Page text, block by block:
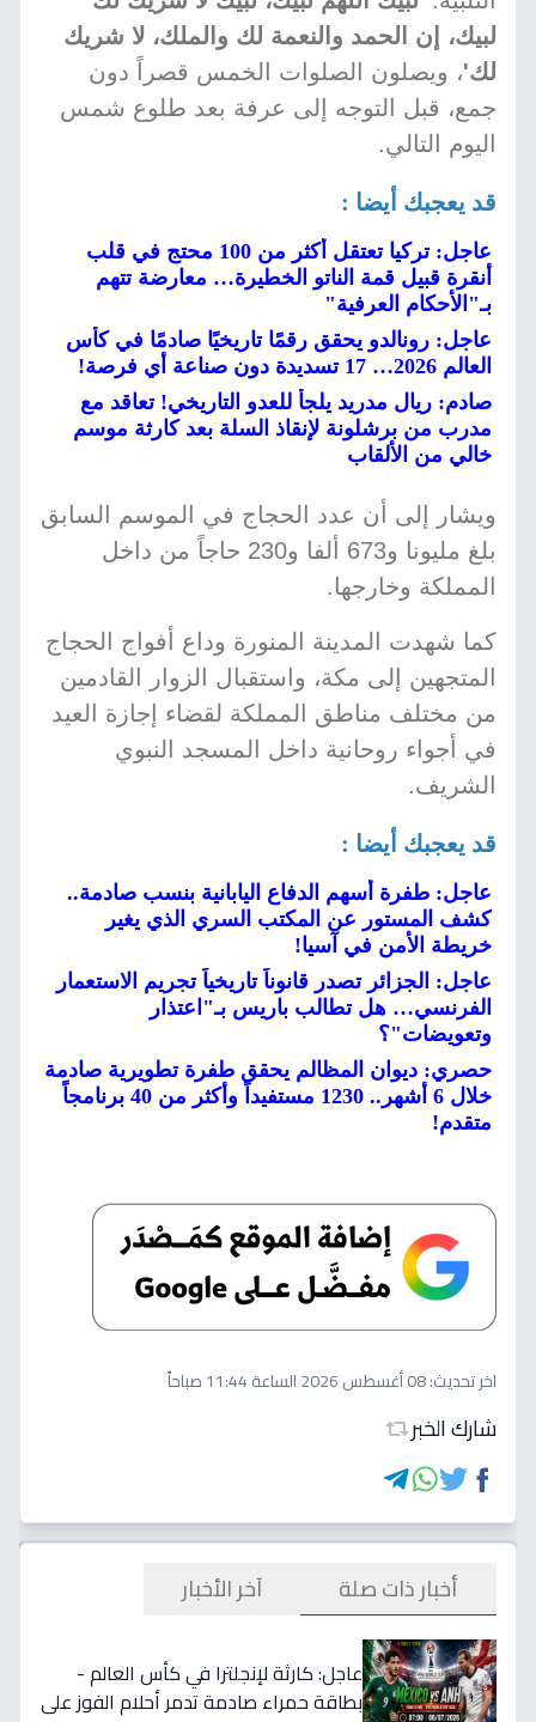
لبيك، إن الحمد والنعمة لك والملك، لا شريك
لك'، ويصلون الصلوات الخمس قصراً دون
جمع، قبل التوجه إلى عرفة بعد طلوع شمس
اليوم التالي.
قد يعجبك أيضا :
عاجل: تركيا تعتقل أكثر من 100 محتج في قلب
أنقرة قبيل قمة الناتو الخطيرة… معارضة تتهم
بـ"الأحكام العرفية"
عاجل: رونالدو يحقق رقمًا تاريخيًا صادمًا في كأس
العالم 2026… 17 تسديدة دون صناعة أي فرصة!
صادم: ريال مدريد يلجأ للعدو التاريخي! تعاقد مع
مدرب من برشلونة لإنقاذ السلة بعد كارثة موسم
خالي من الألقاب
ويشار إلى أن عدد الحجاج في الموسم السابق
بلغ مليونا و673 ألفا و230 حاجاً من داخل
المملكة وخارجها.
كما شهدت المدينة المنورة وداع أفواج الحجاج
المتجهين إلى مكة، واستقبال الزوار القادمين
من مختلف مناطق المملكة لقضاء إجازة العيد
في أجواء روحانية داخل المسجد النبوي
الشريف.
قد يعجبك أيضا :
عاجل: طفرة أسهم الدفاع اليابانية بنسب صادمة..
كشف المستور عن المكتب السري الذي يغير
خريطة الأمن في آسيا!
عاجل: الجزائر تصدر قانوناً تاريخياً تجريم الاستعمار
الفرنسي… هل تطالب باريس بـ"اعتذار
وتعويضات"؟
حصري: ديوان المظالم يحقق طفرة تطويرية صادمة
خلال 6 أشهر.. 1230 مستفيداً وأكثر من 40 برنامجاً
متقدم!
اخر تحديث:08 أغسطس 2026 الساعة 11:44 صباحاً
شارك الخبر
أخبار ذات صلة آخر الأخبار
عاجل: كارثة لإنجلترا في كأس العالم -
بطاقة حمراء صادمة تدمر أحلام الفوز على